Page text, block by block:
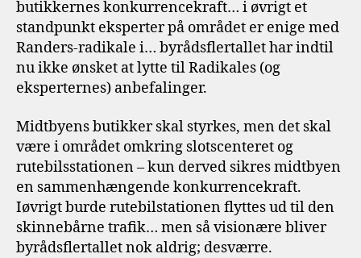
butikkernes konkurrencekraft… i øvrigt et
standpunkt eksperter på området er enige med
Randers-radikale i… byrådsflertallet har indtil
nu ikke ønsket at lytte til Radikales (og
eksperternes) anbefalinger.
Midtbyens butikker skal styrkes, men det skal
være i området omkring slotscenteret og
rutebilsstationen – kun derved sikres midtbyen
en sammenhængende konkurrencekraft.
Iøvrigt burde rutebilstationen flyttes ud til den
skinnebårne trafik… men så visionære bliver
byrådsflertallet nok aldrig; desværre.